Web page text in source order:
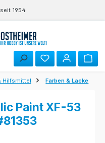
1954
Hilfsmittel Farben & Lacke
Paint XF-53